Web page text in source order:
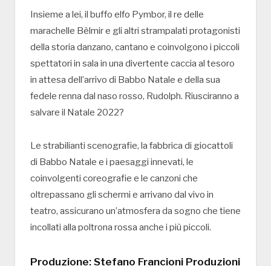
Insieme a lei, il buffo elfo Pymbor, il re delle
marachelle Bèlmir e gli altri strampalati protagonisti
della storia danzano, cantano e coinvolgono i piccoli
spettatori in sala in una divertente caccia al tesoro
in attesa dell’arrivo di Babbo Natale e della sua
fedele renna dal naso rosso, Rudolph. Riusciranno a
salvare il Natale 2022?
Le strabilianti scenografie, la fabbrica di giocattoli
di Babbo Natale e i paesaggi innevati, le
coinvolgenti coreografie e le canzoni che
oltrepassano gli schermi e arrivano dal vivo in
teatro, assicurano un’atmosfera da sogno che tiene
incollati alla poltrona rossa anche i più piccoli.
Produzione: Stefano Francioni Produzioni